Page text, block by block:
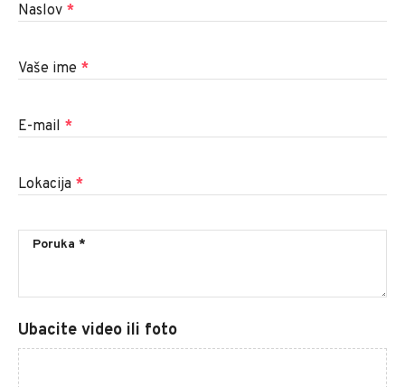
Naslov *
Vaše ime *
E-mail *
Lokacija *
Ubacite video ili foto